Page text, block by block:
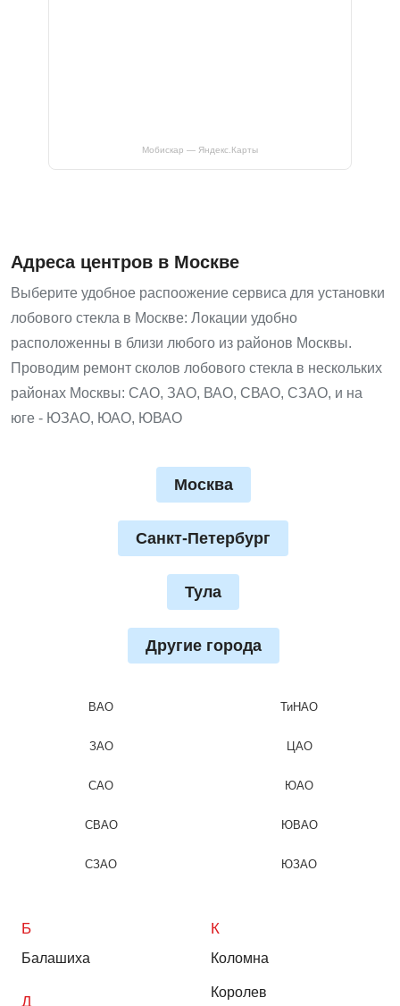
Мобискар — Яндекс.Карты
Адреса центров в Москве
Выберите удобное распоожение сервиса для установки
лобового стекла в Москве: Локации удобно
расположенны в близи любого из районов Москвы.
Проводим ремонт сколов лобового стекла в нескольких
районах Москвы: САО, ЗАО, ВАО, СВАО, СЗАО, и на
юге - ЮЗАО, ЮАО, ЮВАО
Москва
Санкт-Петербург
Тула
Другие города
ВАО
ЗАО
САО
СВАО
СЗАО
ТиНАО
ЦАО
ЮАО
ЮВАО
ЮЗАО
Б
Балашиха
Д
К
Коломна
Королев